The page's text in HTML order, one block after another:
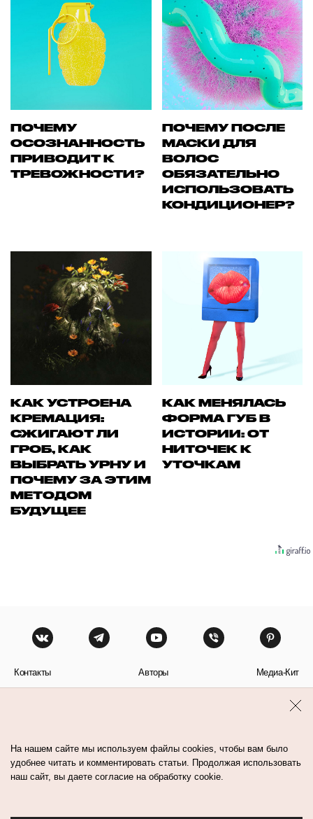
ПОЧЕМУ
ОСОЗНАННОСТЬ
ПРИВОДИТ К
ТРЕВОЖНОСТИ?
ПОЧЕМУ ПОСЛЕ
МАСКИ ДЛЯ
ВОЛОС
ОБЯЗАТЕЛЬНО
ИСПОЛЬЗОВАТЬ
КОНДИЦИОНЕР?
КАК УСТРОЕНА
КРЕМАЦИЯ:
СЖИГАЮТ ЛИ
ГРОБ, КАК
ВЫБРАТЬ УРНУ И
ПОЧЕМУ ЗА ЭТИМ
МЕТОДОМ
БУДУЩЕЕ
КАК МЕНЯЛАСЬ
ФОРМА ГУБ В
ИСТОРИИ: ОТ
НИТОЧЕК К
УТОЧКАМ
Контакты Авторы Медиа-Кит
На нашем сайте мы используем файлы cookies, чтобы вам было
удобнее читать и комментировать статьи. Продолжая использовать
наш сайт, вы даете согласие на обработку cookie.